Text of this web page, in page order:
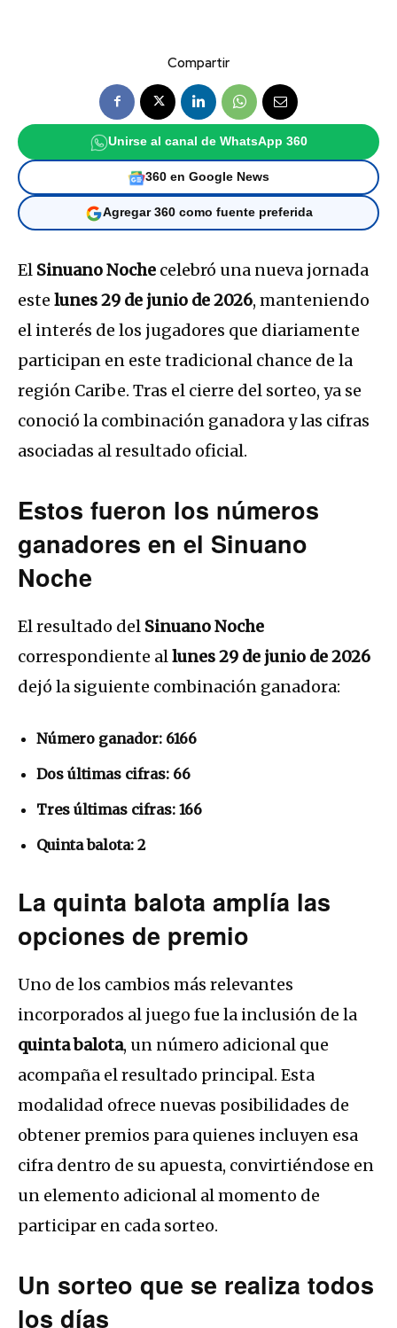
Compartir
Unirse al canal de WhatsApp 360
360 en Google News
Agregar 360 como fuente preferida
El Sinuano Noche celebró una nueva jornada
este lunes 29 de junio de 2026, manteniendo
el interés de los jugadores que diariamente
participan en este tradicional chance de la
región Caribe. Tras el cierre del sorteo, ya se
conoció la combinación ganadora y las cifras
asociadas al resultado oficial.
Estos fueron los números
ganadores en el Sinuano
Noche
El resultado del Sinuano Noche
correspondiente allunes 29 de junio de 2026
dejó la siguiente combinación ganadora:
Número ganador: 6166
Dos últimas cifras: 66
Tres últimas cifras: 166
Quinta balota: 2
La quinta balota amplía las
opciones de premio
Uno de los cambios más relevantes
incorporados al juego fue la inclusión de la
quinta balota, un número adicional que
acompaña el resultado principal. Esta
modalidad ofrece nuevas posibilidades de
obtener premios para quienes incluyen esa
cifra dentro de su apuesta, convirtiéndose en
un elemento adicional al momento de
participar en cada sorteo.
Un sorteo que se realiza todos
los días